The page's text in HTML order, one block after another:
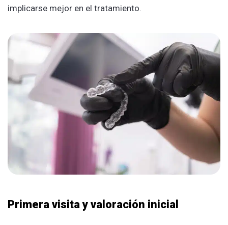
implicarse mejor en el tratamiento.
Primera visita y valoración inicial